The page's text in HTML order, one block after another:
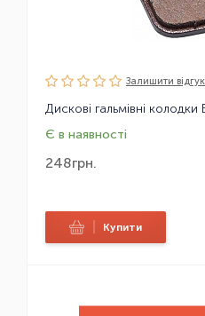
Залишити вiдгук
Є в наявності
248грн.
Купити